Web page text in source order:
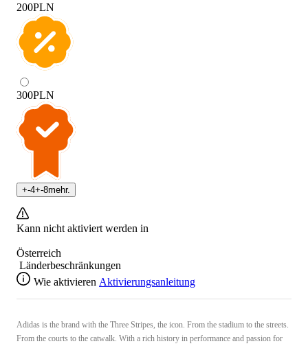
200PLN
300PLN
+-4+-8mehr.
Kann nicht aktiviert werden in
Österreich
Länderbeschränkungen
Wie aktivieren Aktivierungsanleitung
Adidas is the brand with the Three Stripes, the icon. From the stadium to the streets.
From the courts to the catwalk. With a rich history in performance and passion for